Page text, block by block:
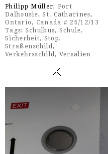
Philipp Müller, Port
Dalhousie, St. Catharines,
Ontario, Canada # 26/12/13
Tags: Schulbus, Schule,
Sicherheit, Stop,
Straßenschild,
Verkehrsschild, Versalien